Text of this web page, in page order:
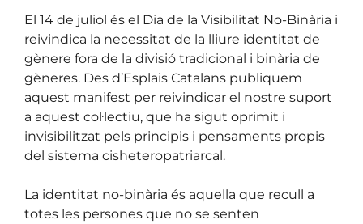
El 14 de juliol és el Dia de la Visibilitat No-Binària i
reivindica la necessitat de la lliure identitat de
gènere fora de la divisió tradicional i binària de
gèneres. Des d’Esplais Catalans publiquem
aquest manifest per reivindicar el nostre suport
a aquest col·lectiu, que ha sigut oprimit i
invisibilitzat pels principis i pensaments propis
del sistema cisheteropatriarcal.
La identitat no-binària és aquella que recull a
totes les persones que no se senten